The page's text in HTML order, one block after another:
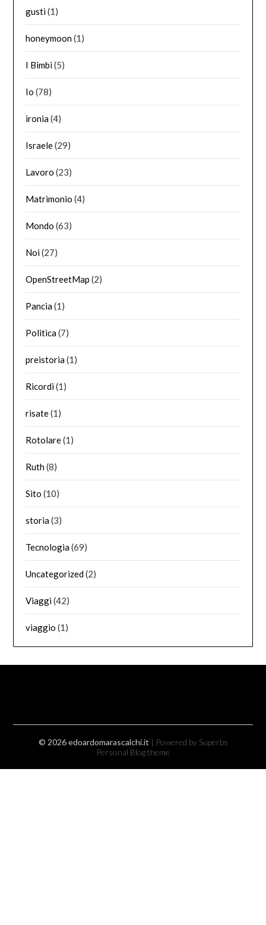
gusti(1)
honeymoon(1)
I Bimbi(5)
Io (78)
ironia(4)
Israele(29)
Lavoro (23)
Matrimonio (4)
Mondo (63)
Noi(27)
OpenStreetMap (2)
Pancia(1)
Politica(7)
preistoria(1)
Ricordi(1)
risate(1)
Rotolare(1)
Ruth(8)
Sito (10)
storia(3)
Tecnologia(69)
Uncategorized(2)
Viaggi(42)
viaggio (1)
© 2026 edoardomarascalchi.it | Powered by Superbs
Personal Blog theme